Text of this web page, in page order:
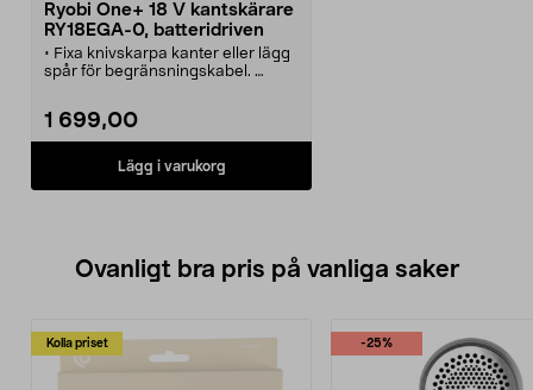
Ryobi One+ 18 V kantskärare
RY18EGA-0, batteridriven
• Fixa knivskarpa kanter eller lägg
spår för begränsningskabel.
justerbart handtag.
• Med 4-stegs höjdinställning kan
du anpassa i olika höjder mellan 6
laddare i Ryobi One Plus-systemet
(säljs separat).
1 699,00
Lägg i varukorg
Ovanligt bra pris på vanliga saker
Kolla priset -25%